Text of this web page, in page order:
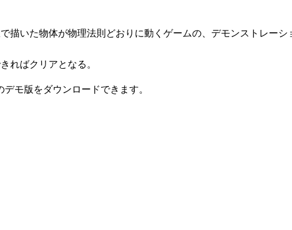
描いた物体が物理法則どおりに動くゲームの、デモンストレーシ
ればクリアとなる。
モ版をダウンロードできます。